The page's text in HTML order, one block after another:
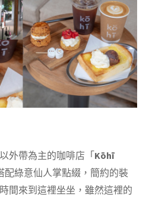
外帶為主的咖啡店「 Kōhī
配綠意仙人掌點綴，簡約的裝
間來到這裡坐坐，雖然這裡的